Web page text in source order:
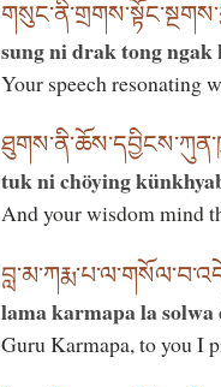
sung ni drak tong
Your speech resonating
tuk ni chöying
And your wisdom mind
lama karmapa la solwa
Guru Karmapa, to you I